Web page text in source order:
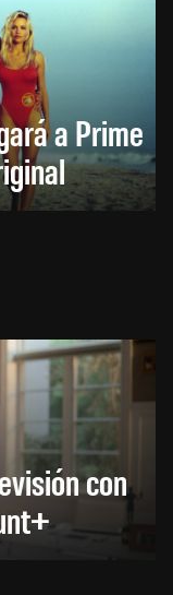
a Prime
con